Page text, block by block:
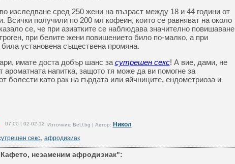
изследване сред 250 жени на възраст между 18 и 44 години от
Всички получили по 200 мл кофеин, които се равняват на около
се, че при азиатките се наблюдава значително повишаване
при белите жени повишението било по-малко, а при
била установена съществена промяна.
имате доста добър шанс за сутрешен секс! А вие, дами, не
ароматната напитка, защото тя може да ви помогне за
болести като рак на гърдата или яйчниците, ендометриоза и
07:00 | 02-02-12 Източник: BeU.bg | Автор: Никол
секс, афродизиак
незаменим афродизиак":